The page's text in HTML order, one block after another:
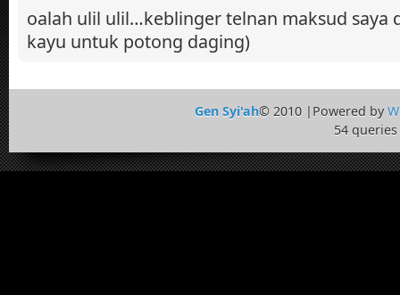
oalah ulil ulil…keblinger telnan maksud saya
kayu untuk potong daging)
Gen Syi'ah© 2010 |Powered by
54